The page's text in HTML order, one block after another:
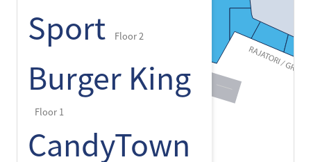
Sport
Floor 2
Burger King
Floor 1
CandyTown